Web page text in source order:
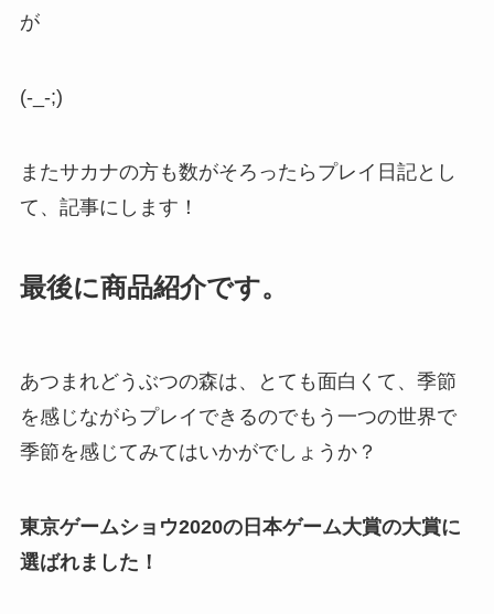
が
(-_-;)
またサカナの方も数がそろったらプレイ日記とし
て、記事にします！
最後に商品紹介です。
あつまれどうぶつの森は、とても面白くて、季節
を感じながらプレイできるのでもう一つの世界で
季節を感じてみてはいかがでしょうか？
東京ゲームショウ2020の日本ゲーム大賞の大賞に
選ばれました！